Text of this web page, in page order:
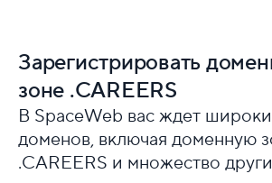
Зарегистрировать
зоне .CAREERS
В SpaceWeb вас ждет
доменов, включая доменную
.CAREERS и множество